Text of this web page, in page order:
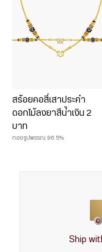
สร้อยคอสี่เสาประคำ
ดอกไม้ลงยาสีน้ำเงิน 2
บาท
ทองรูปพรรณ 96.5%
Ship